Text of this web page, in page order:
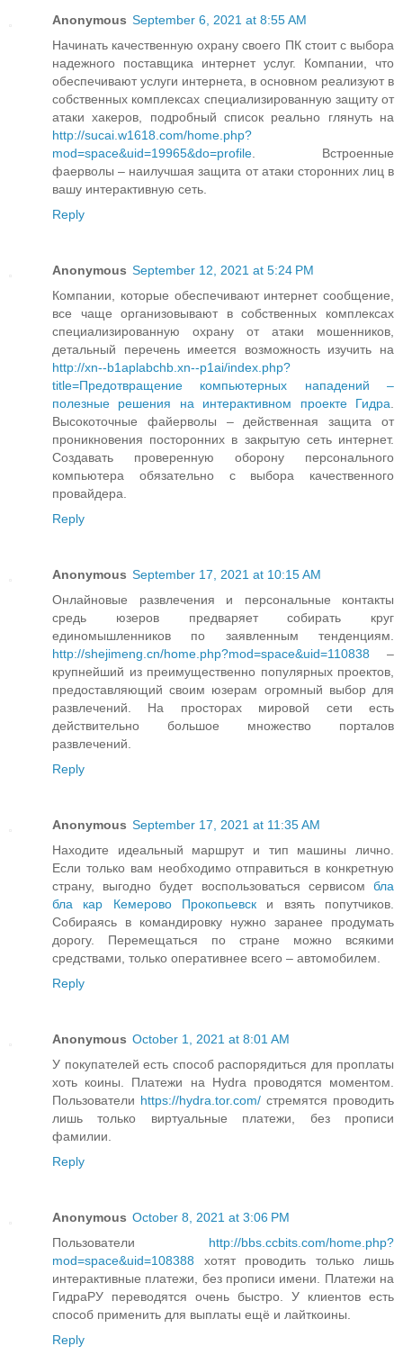
Anonymous September 6, 2021 at 8:55 AM
Начинать качественную охрану своего ПК стоит с выбора
надежного поставщика интернет услуг. Компании, что
обеспечивают услуги интернета, в основном реализуют в
собственных комплексах специализированную защиту от
атаки хакеров, подробный список реально глянуть на
http://sucai.w1618.com/home.php?
mod=space&uid=19965&do=profile. Встроенные
фаерволы – наилучшая защита от атаки сторонних лиц в
вашу интерактивную сеть.
Reply
Anonymous September 12, 2021 at 5:24 PM
Компании, которые обеспечивают интернет сообщение,
все чаще организовывают в собственных комплексах
специализированную охрану от атаки мошенников,
детальный перечень имеется возможность изучить на
http://xn--b1aplabchb.xn--p1ai/index.php?
title=Предотвращение компьютерных нападений –
полезные решения на интерактивном проекте Гидра.
Высокоточные файерволы – действенная защита от
проникновения посторонних в закрытую сеть интернет.
Создавать проверенную оборону персонального
компьютера обязательно с выбора качественного
провайдера.
Reply
Anonymous September 17, 2021 at 10:15 AM
Онлайновые развлечения и персональные контакты
средь юзеров предваряет собирать круг
единомышленников по заявленным тенденциям.
http://shejimeng.cn/home.php?mod=space&uid=110838 –
крупнейший из преимущественно популярных проектов,
предоставляющий своим юзерам огромный выбор для
развлечений. На просторах мировой сети есть
действительно большое множество порталов
развлечений.
Reply
Anonymous September 17, 2021 at 11:35 AM
Находите идеальный маршрут и тип машины лично.
Если только вам необходимо отправиться в конкретную
страну, выгодно будет воспользоваться сервисом бла
бла кар Кемерово Прокопьевск и взять попутчиков.
Собираясь в командировку нужно заранее продумать
дорогу. Перемещаться по стране можно всякими
средствами, только оперативнее всего – автомобилем.
Reply
Anonymous October 1, 2021 at 8:01 AM
У покупателей есть способ распорядиться для проплаты
хоть коины. Платежи на Hydra проводятся моментом.
Пользователи https://hydra.tor.com/ стремятся проводить
лишь только виртуальные платежи, без прописи
фамилии.
Reply
Anonymous October 8, 2021 at 3:06 PM
Пользователи http://bbs.ccbits.com/home.php?
mod=space&uid=108388 хотят проводить только лишь
интерактивные платежи, без прописи имени. Платежи на
ГидраРУ переводятся очень быстро. У клиентов есть
способ применить для выплаты ещё и лайткоины.
Reply